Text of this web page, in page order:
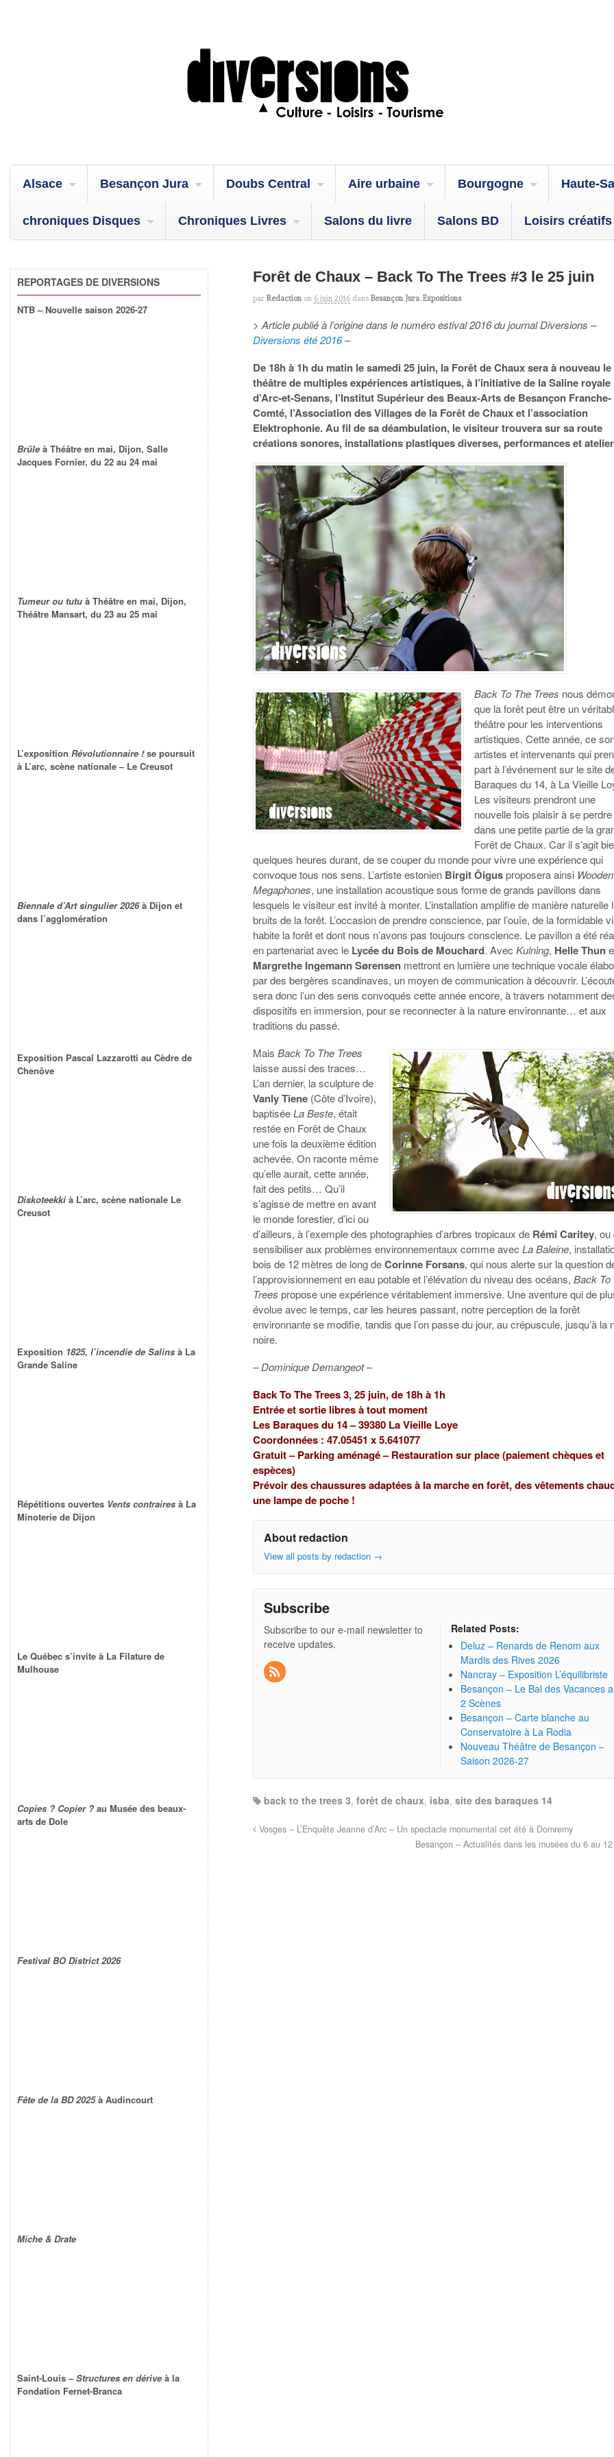
Alsace Besançon Jura Doubs Central Aire urbaine Bourgogne Haute-
chroniques Disques Chroniques Livres Salons du livre Salons BD Loisirs créatifs
Forêt de Chaux – Back To The Trees #3 le 25 juin
par Redaction on 6 juin 2016 dans Besançon Jura,Expositions
> Article publié à l’origine dans le numéro estival 2016 du journal Diversions –
Diversions été 2016–
De 18h à 1h du matin le samedi 25 juin, la Forêt de Chaux sera à nouveau le
théâtre de multiples expériences artistiques, à l’initiative de la Saline royale
d’Arc-et-Senans, l’Institut Supérieur des Beaux-Arts de Besançon Franche-
Comté, l’Association des Villages de la Forêt de Chaux et l’association
Elektrophonie. Au fil de sa déambulation, le visiteur trouvera sur sa route
créations sonores, installations plastiques diverses, performances et
Back To The Trees nous
que la forêt peut être un
théâtre pour les interventions
artistiques. Cette année, ce
artistes et intervenants qui
part à l’événement sur le site
Baraques du 14, à La Vieille
Les visiteurs prendront une
nouvelle fois plaisir à se perdre
dans une petite partie de la
Forêt de Chaux. Car il s’agit
quelques heures durant, de se couper du monde pour vivre une expérience qui
convoque tous nos sens. L’artiste estonien Birgit Õigusproposera ainsi Wooden
Megaphones, une installation acoustique sous forme de grands pavillons dans
lesquels le visiteur est invité à monter. L’installation amplifie de manière naturelle
bruits de la forêt. L’occasion de prendre conscience, par l’ouïe, de la formidable
habite la forêt et dont nous n’avons pas toujours conscience. Le pavillon a été
en partenariat avec le Lycée du Bois de Mouchard. Avec Kulning, Helle Thun
Margrethe Ingemann Sørensen mettront en lumière une technique vocale
par des bergères scandinaves, un moyen de communication à découvrir.
sera donc l’un des sens convoqués cette année encore, à travers notamment
dispositifs en immersion, pour se reconnecter à la nature environnante… et aux
traditions du passé.
MaisBack To The Trees
laisse aussi des traces…
L’an dernier, la sculpture de
Vanly Tiene (Côte d’Ivoire),
baptiséeLa Beste, était
restée en Forêt de Chaux
une fois la deuxième édition
achevée. On raconte même
qu’elle aurait, cette année,
fait des petits… Qu’il
s’agisse de mettre en avant
le monde forestier, d’ici ou
d’ailleurs, à l’exemple des photographies d’arbres tropicaux de Rémi Caritey, ou
sensibiliser aux problèmes environnementaux comme avecLa Baleine,
bois de 12 mètres de long deCorinne Forsans, qui nous alerte sur la question
l’approvisionnement en eau potable et l’élévation du niveau des océans, Back To
Trees propose une expérience véritablement immersive. Une aventure qui de
évolue avec le temps, car les heures passant, notre perception de la forêt
environnante se modifie, tandis que l’on passe du jour, au crépuscule, jusqu’à la
noire.
– Dominique Demangeot –
Back To The Trees 3, 25 juin, de 18h à 1h
Entrée et sortie libres à tout moment
Les Baraques du 14 – 39380 La Vieille Loye
Coordonnées : 47.05451 x 5.641077
Gratuit – Parking aménagé – Restauration sur place (paiement chèques et
espèces)
Prévoir des chaussures adaptées à la marche en forêt, des vêtements
une lampe de poche !
About redaction
View all posts by redaction →
Subscribe
Subscribe to our e-mail newsletter to
receive updates.
Related Posts:
Deluz – Renards de Renom aux
Mardis des Rives 2026
Nancray – Exposition L’équilibriste
Besançon – Le Bal des Vacances
2 Scènes
Besançon – Carte blanche au
Conservatoire à La Rodia
Nouveau Théâtre de Besançon –
Saison 2026-27
back to the trees 3,forêt de chaux, isba,site des baraques 14
Vosges – L’Enquête Jeanne d’Arc – Un spectacle monumental cet été à Domremy
Besançon – Actualités dans les musées du 6 au
REPORTAGES DE DIVERSIONS
NTB – Nouvelle saison 2026-27
Brûle à Théâtre en mai, Dijon, Salle
Jacques Fornier, du 22 au 24 mai
Tumeur ou tutu à Théâtre en mai, Dijon,
Théâtre Mansart, du 23 au 25 mai
L’exposition Révolutionnaire !se poursuit
à L’arc, scène nationale – Le Creusot
Biennale d’Art singulier 2026à Dijon et
dans l’agglomération
Exposition Pascal Lazzarotti au Cèdre de
Chenôve
Diskoteekki à L’arc, scène nationale Le
Creusot
Exposition 1825, l’incendie de Salins à La
Grande Saline
Répétitions ouvertes Vents contraires à La
Minoterie de Dijon
Le Québec s’invite à La Filature de
Mulhouse
Copies ? Copier ? au Musée des beaux-
arts de Dole
Festival BO District 2026
Fête de la BD 2025à Audincourt
Miche & Drate
Saint-Louis –Structures en dérive à la
Fondation Fernet-Branca